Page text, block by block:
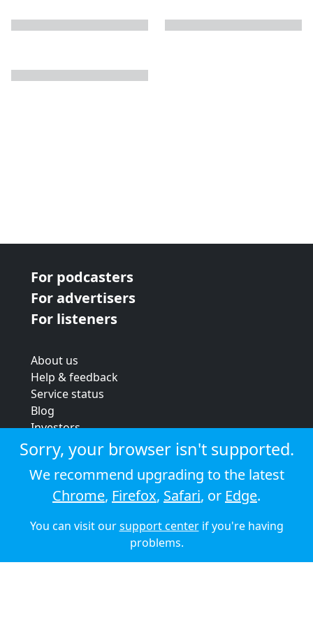
For podcasters
For advertisers
For listeners
About us
Help & feedback
Service status
Blog
Investors
Strategic review
Terms & conditions
Privacy policy
Cookie policy
© 2026 Audioboom
Sorry, your browser isn't supported.
We recommend upgrading to the latest
Chrome, Firefox, Safari, or Edge.
You can visit oursupport centerif you're having
problems.